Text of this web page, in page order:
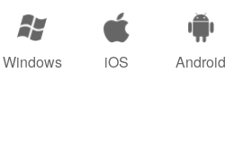
Windows iOS Android